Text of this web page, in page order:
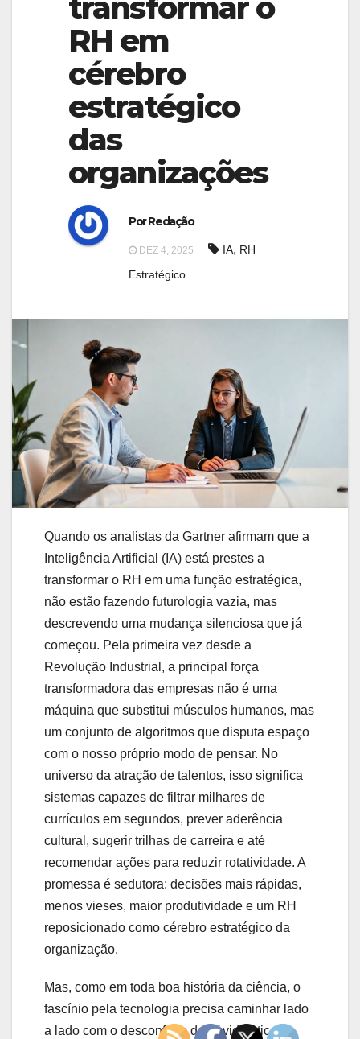
transformar o
RH em
cérebro
estratégico
das
organizações
Por Redação
DEZ 4, 2025 IA, RH
Estratégico
Quando os analistas da Gartner afirmam que a
Inteligência Artificial (IA) está prestes a
transformar o RH em uma função estratégica,
não estão fazendo futurologia vazia, mas
descrevendo uma mudança silenciosa que já
começou. Pela primeira vez desde a
Revolução Industrial, a principal força
transformadora das empresas não é uma
máquina que substitui músculos humanos, mas
um conjunto de algoritmos que disputa espaço
com o nosso próprio modo de pensar. No
universo da atração de talentos, isso significa
sistemas capazes de filtrar milhares de
currículos em segundos, prever aderência
cultural, sugerir trilhas de carreira e até
recomendar ações para reduzir rotatividade. A
promessa é sedutora: decisões mais rápidas,
menos vieses, maior produtividade e um RH
reposicionado como cérebro estratégico da
organização.
Mas, como em toda boa história da ciência, o
fascínio pela tecnologia precisa caminhar lado
a lado com o desconforto da dúvida ética.